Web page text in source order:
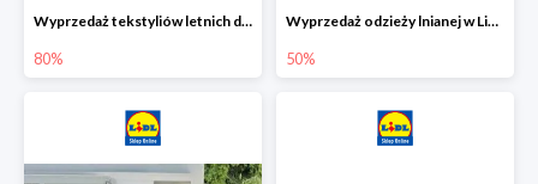
Wyprzedaż tekstyliów letnich dla dzieci w Lidlu Online do -80%
80%
Wyprzedaż odzieży lnianej w Lidlu Online do -50%
50%